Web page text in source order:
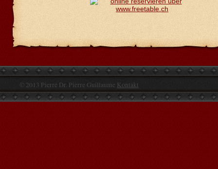
© 2013 Pierre Dr. Pierre Guillaume Kontakt